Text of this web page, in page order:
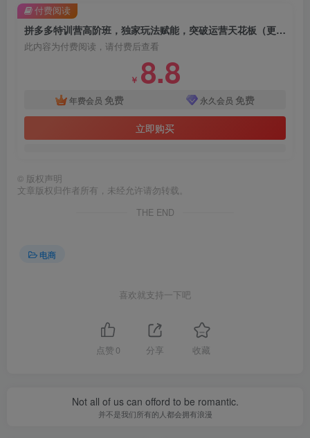
拼多多特训营高阶班，独家玩法赋能，突破运营天花板（更新26年4月10日）
此内容为付费阅读，请付费后查看
￥ 8.8
年费会员 免费 永久会员 免费
立即购买
付费阅读
© 版权声明
文章版权归作者所有，未经允许请勿转载。
THE END
电商
喜欢就支持一下吧
点赞 0 分享 收藏
Not all of us can offord to be romantic.
并不是我们所有的人都会拥有浪漫